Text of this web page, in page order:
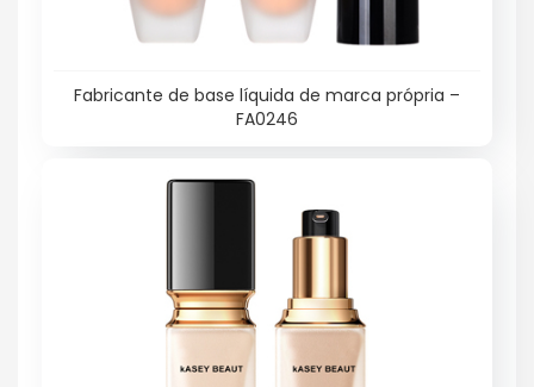
Fabricante de base líquida de marca própria –
FA0246